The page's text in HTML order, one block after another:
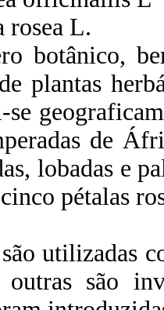
rosea L.
botânico,
plantas
de
lobadas e
pétalas
utilizadas
outras são